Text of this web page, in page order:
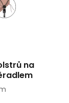
na